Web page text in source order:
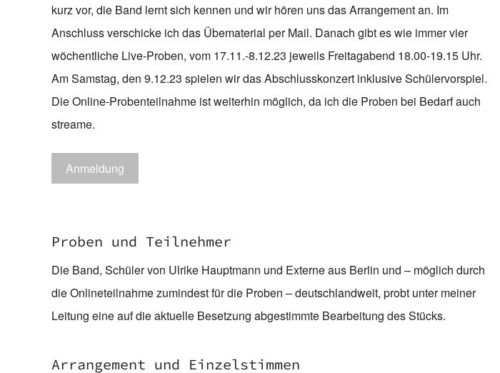
kurz vor, die Band lernt sich kennen und wir hören uns das Arrangement an. Im
Anschluss verschicke ich das Übematerial per Mail. Danach gibt es wie immer vier
wöchentliche Live-Proben, vom 17.11.-8.12.23 jeweils Freitagabend 18.00-19.15 Uhr.
Am Samstag, den 9.12.23 spielen wir das Abschlusskonzert inklusive Schülervorspiel.
Die Online-Probenteilnahme ist weiterhin möglich, da ich die Proben bei Bedarf auch
streame.
Anmeldung
Proben und Teilnehmer
Die Band, Schüler von Ulrike Hauptmann und Externe aus Berlin und – möglich durch
die Onlineteilnahme zumindest für die Proben – deutschlandweit, probt unter meiner
Leitung eine auf die aktuelle Besetzung abgestimmte Bearbeitung des Stücks.
Arrangement und Einzelstimmen